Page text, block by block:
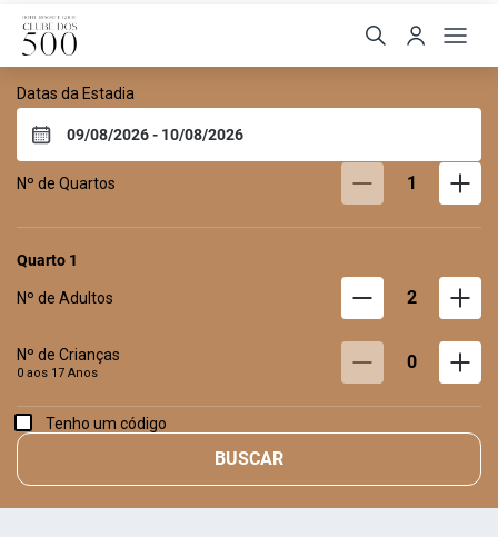
Hotel Resort e Golfe
Datas da Estadia
Nº de Quartos 1
Quarto 1
Nº de Adultos 2
Nº de Crianças
0 aos 17 Anos 0
Tenho um código
BUSCAR